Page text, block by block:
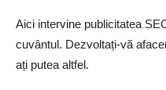
Aici intervine publicitatea
cuvântul. Dezvoltați-vă
ați putea altfel.